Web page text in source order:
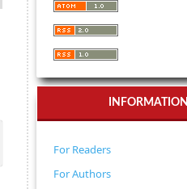
INFORMATION
For Readers
For Authors